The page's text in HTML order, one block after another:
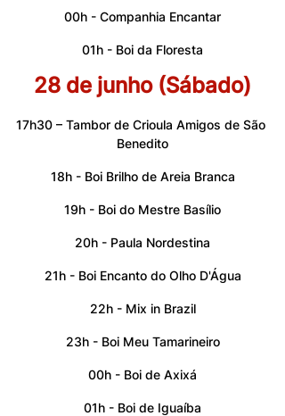
00h - Companhia Encantar
01h - Boi da Floresta
28 de junho (Sábado)
17h30 – Tambor de Crioula Amigos de São
Benedito
18h - Boi Brilho de Areia Branca
19h - Boi do Mestre Basílio
20h - Paula Nordestina
21h - Boi Encanto do Olho D'Água
22h - Mix in Brazil
23h - Boi Meu Tamarineiro
00h - Boi de Axixá
01h - Boi de Iguaíba